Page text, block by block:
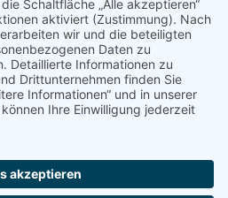
Nutzung des Service zu, um
anzuzeigen.
Akzeptieren
Consent Management Platform